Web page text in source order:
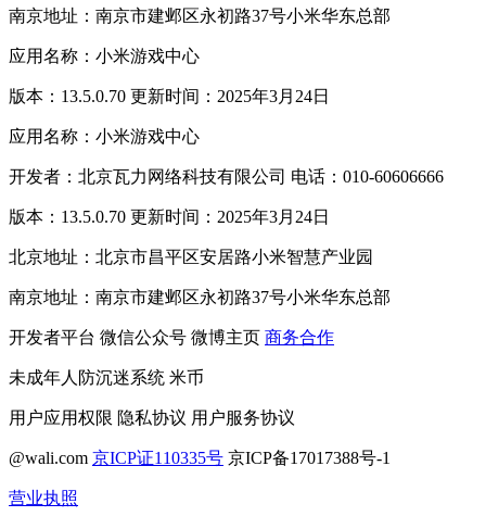
南京地址：南京市建邺区永初路37号小米华东总部
应用名称：小米游戏中心
版本：13.5.0.70 更新时间：2025年3月24日
应用名称：小米游戏中心
开发者：北京瓦力网络科技有限公司 电话：010-60606666
版本：13.5.0.70 更新时间：2025年3月24日
北京地址：北京市昌平区安居路小米智慧产业园
南京地址：南京市建邺区永初路37号小米华东总部
开发者平台 微信公众号 微博主页 商务合作
未成年人防沉迷系统 米币
用户应用权限 隐私协议 用户服务协议
@wali.com 京ICP证110335号 京ICP备17017388号-1
营业执照